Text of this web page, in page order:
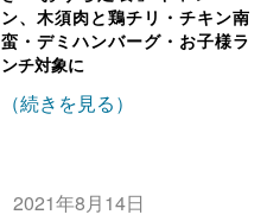
ン、木須肉と鶏チリ・チキン南
蛮・デミハンバーグ・お子様ラ
ンチ対象に
（続きを見る）
2021年8月14日